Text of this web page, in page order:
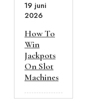
19 juni
2026
How To
Win
Jackpots
On Slot
Machines